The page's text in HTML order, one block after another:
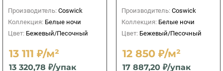
Производитель: Coswick
Коллекция: Белые ночи
Цвет: Бежевый/Песочный
13 111 ₽/м²
13 320,78 ₽/упак
Производитель: Coswick
Коллекция: Белые ночи
Цвет: Бежевый/Песочный
12 850 ₽/м²
17 887,20 ₽/упак